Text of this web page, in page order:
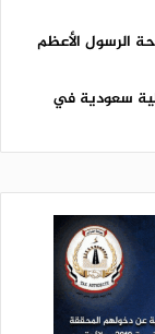
الرسول الأعظم
سعودية في